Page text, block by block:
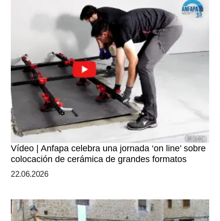
Vídeo | Anfapa celebra una jornada ‘on line’ sobre
colocación de cerámica de grandes formatos
22.06.2026